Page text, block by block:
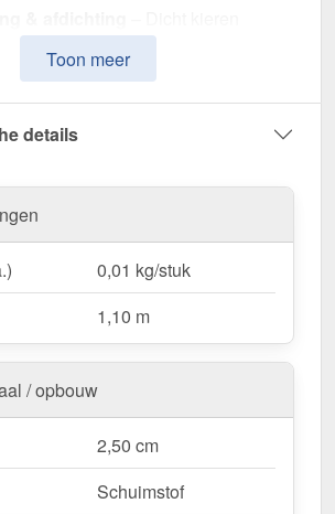
voor 20/1100
voor optimale afdichting.
– Met openingen variant zorgt
bescherming biedt.
verwerking
montage.
– In Zwart voor een
uitstraling op het dak.
– Voor een schone &
Toon meer
details
0,01 kg/stuk
1,10 m
/ opbouw
2,50 cm
Schuimstof